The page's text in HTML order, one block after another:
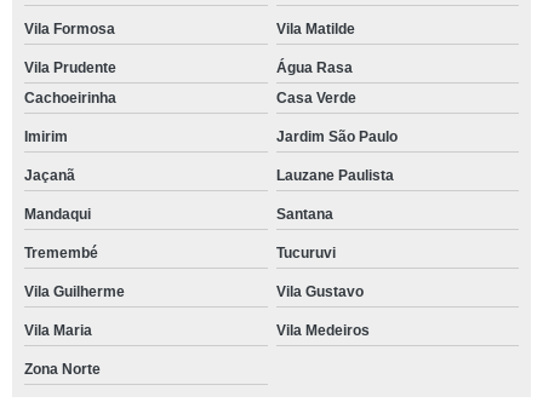
Vila Formosa Vila Matilde
Vila Prudente
Água Rasa
Cachoeirinha
Casa Verde
Imirim Jardim São Paulo
Jaçanã Lauzane Paulista
Mandaqui Santana
Tremembé Tucuruvi
Vila Guilherme Vila Gustavo
Vila Maria Vila Medeiros
Zona Norte